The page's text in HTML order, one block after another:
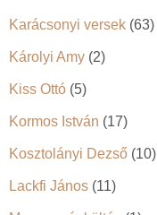
Karácsonyi versek (63)
Károlyi Amy (2)
Kiss Ottó (5)
Kormos István (17)
Kosztolányi Dezső (10)
Lackfi János (11)